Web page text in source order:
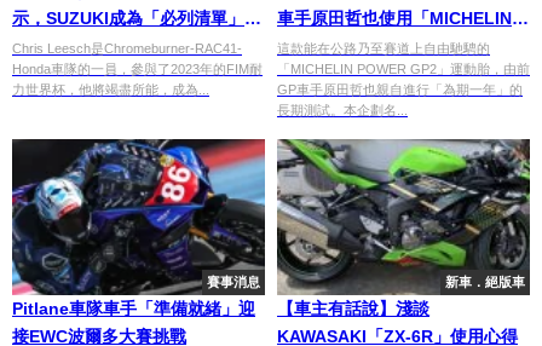
示，SUZUKI成為「必列清單」的
賽事
Chris Leesch是Chromeburner-RAC41-
Honda車隊的一員，參與了2023年的FIM耐
力世界杯，他將竭盡所能，成為...
車手原田哲也使用「MICHELIN
POWER GP2」一年後的感想
這款能在公路乃至賽道上自由馳騁的
「MICHELIN POWER GP2」運動胎，由前
GP車手原田哲也親自進行「為期一年」的
長期測試。本企劃名...
賽事消息
Pitlane車隊車手「準備就緒」迎
接EWC波爾多大賽挑戰
新車．絕版車
【車主有話說】淺談
KAWASAKI「ZX-6R」使用心得